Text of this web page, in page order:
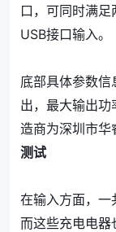
口，可同时满
USB接口输入。
底部具体参数
出，最大输出
造商为深圳市华
测试
在输入方面，一
而这些充电电器